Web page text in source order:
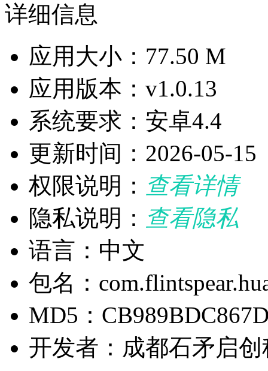
详细信息
应用大小：77.50 M
应用版本：v1.0.13
系统要求：安卓4.4
更新时间：2026-05-15
权限说明： 查看详情
隐私说明： 查看隐私
语言：中文
包名：
MD5：
开发者：成都石矛启